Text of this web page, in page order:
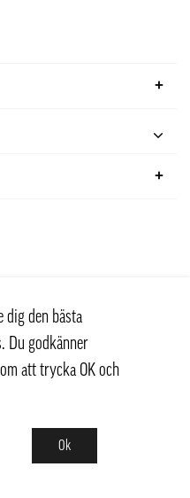
dig den bästa
Du godkänner
att trycka OK och
Ok